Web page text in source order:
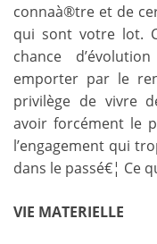
connaà®tre et de
qui sont votre lot.
chance
emporter par le
privilège de vivre
avoir forcément le
l’engagement qui
dans le passé€¦ Ce
VIE MATERIELLE